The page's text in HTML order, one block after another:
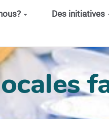
Des initiatives